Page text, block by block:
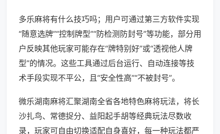
多乐麻将有什么技巧吗；用户可通过第三方软件实现
“随意选牌”“控制牌型”“防检测防封号”等功能，部分用
户反映其他玩家可能存在“牌特别好”或“透视他人牌
型”的情况。这些工具通过后台运行、自动连接等技
术手段实现不平公，且“安全性高”“不被封号”。
微乐湖南麻将汇聚湖南全省各地特色麻将玩法，将长
沙扎鸟、常德捉分、益阳起手胡等经典玩法尽数收
录，玩家可自由切换适配自身喜好，每一种玩法都严